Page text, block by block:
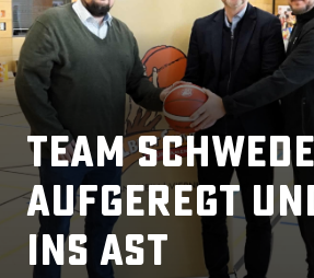
Team
aufgeregt
ins AST